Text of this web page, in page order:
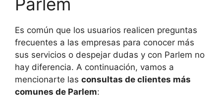
Es común que los usuarios realicen preguntas
frecuentes a las empresas para conocer más
sus servicios o despejar dudas y con Parlem no
hay diferencia. A continuación, vamos a
mencionarte las consultas de clientes más
comunes de Parlem: